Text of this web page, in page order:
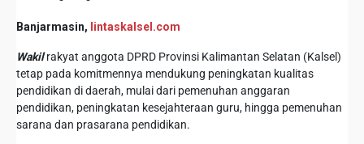
Banjarmasin, lintaskalsel.com
Wakilrakyat anggota DPRD Provinsi Kalimantan Selatan (Kalsel)
tetap pada komitmennya mendukung peningkatan kualitas
pendidikan di daerah, mulai dari pemenuhan anggaran
pendidikan, peningkatan kesejahteraan guru, hingga pemenuhan
sarana dan prasarana pendidikan.